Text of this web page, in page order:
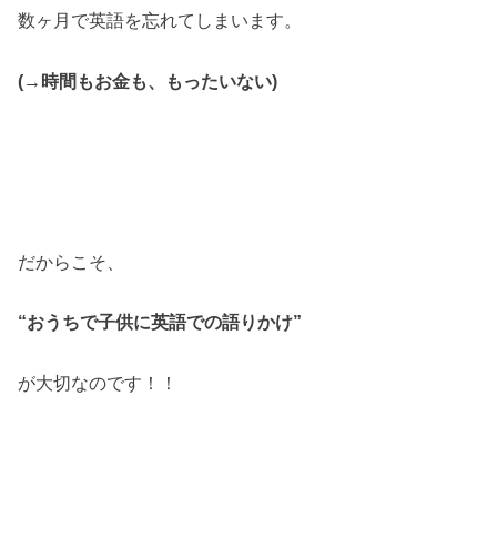
数ヶ月で英語を忘れてしまいます。
(→時間もお金も、もったいない)
だからこそ、
“おうちで子供に英語での語りかけ”
が大切なのです！！